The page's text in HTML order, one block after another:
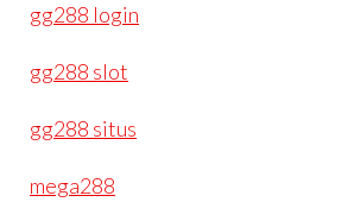
gg288 login
gg288 slot
gg288 situs
mega288